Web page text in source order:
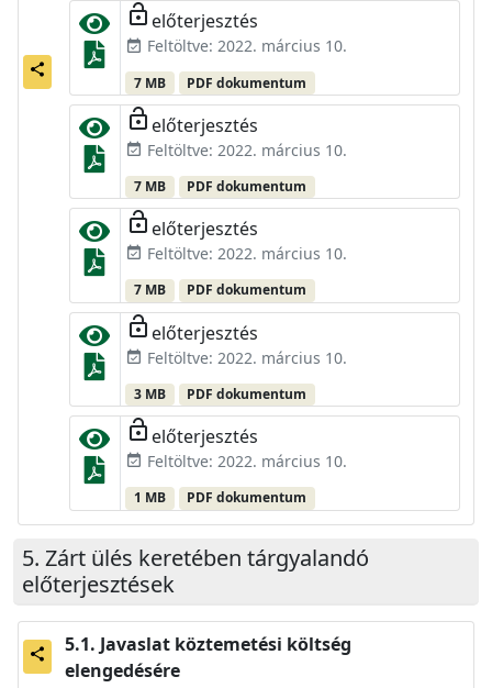
share
lock_open előterjesztés
event_available Feltöltve: 2022. március 10.
7 MB PDF dokumentum
lock_open előterjesztés
event_available Feltöltve: 2022. március 10.
7 MB PDF dokumentum
lock_open előterjesztés
event_available Feltöltve: 2022. március 10.
7 MB PDF dokumentum
lock_open előterjesztés
event_available Feltöltve: 2022. március 10.
3 MB PDF dokumentum
lock_open előterjesztés
event_available Feltöltve: 2022. március 10.
1 MB PDF dokumentum
Zárt ülés keretében tárgyalandó
előterjesztések
share
Javaslat köztemetési költség
elengedésére